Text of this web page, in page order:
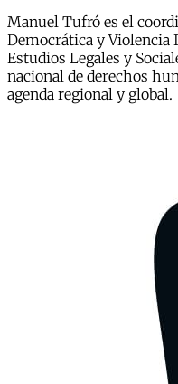
Manuel Tufró es el
Democrática y Violencia
Estudios Legales y
nacional de derechos
agenda regional y global.